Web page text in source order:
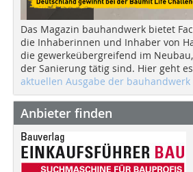
Das Magazin bauhandwerk bietet
die Inhaberinnen und Inhaber von
die gewerkeübergreifend im
der Sanierung tätig sind. Hier geht
aktuellen Ausgabe der bauhandwerk
Anbieter finden